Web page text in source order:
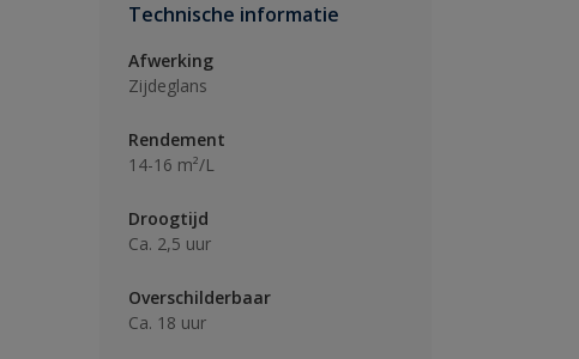
Technische informatie
Afwerking
Zijdeglans
Rendement
14-16 m²/L
Droogtijd
Ca. 2,5 uur
Overschilderbaar
Ca. 18 uur